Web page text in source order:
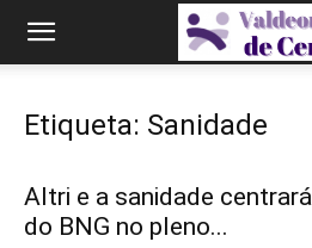
Etiqueta: Sanidade
Altri e a sanidade
do BNG no pleno...